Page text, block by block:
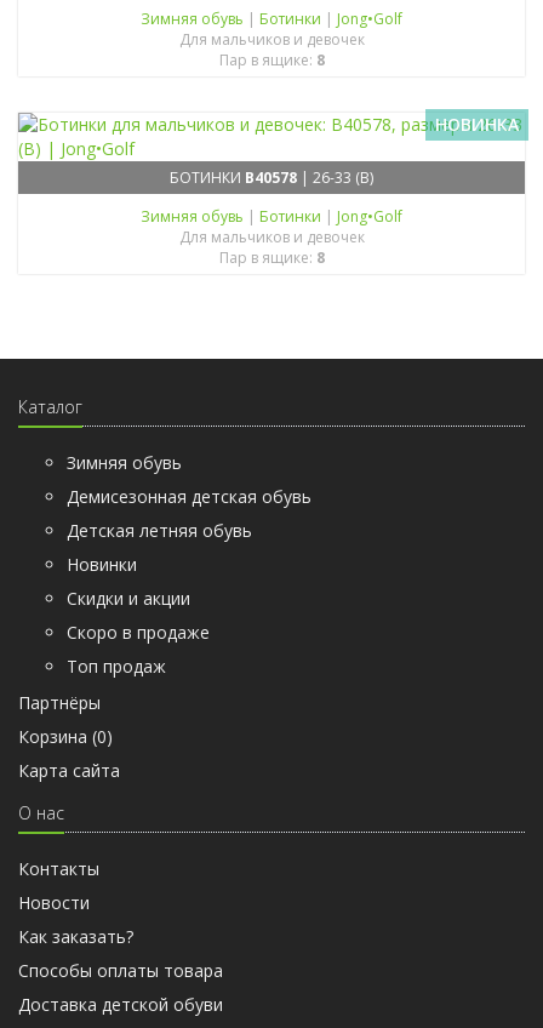
Зимняя обувь | Ботинки | Jong•Golf
Для мальчиков и девочек
Пар в ящике: 8
НОВИНКА
БОТИНКИ B40578 | 26-33 (B)
Зимняя обувь | Ботинки | Jong•Golf
Для мальчиков и девочек
Пар в ящике: 8
Каталог
Зимняя обувь
Демисезонная детская обувь
Детская летняя обувь
Новинки
Скидки и акции
Скоро в продаже
Топ продаж
Партнёры
Корзина (0)
Карта сайта
О нас
Контакты
Новости
Как заказать?
Способы оплаты товара
Доставка детской обуви